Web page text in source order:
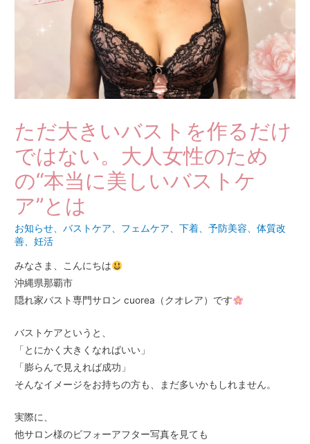
ただ大きいバストを作るだけ
ではない。大人女性のため
の“本当に美しいバストケ
ア”とは
お知らせ 、バストケア フェムケア 、下着 、予防美容 、体質改
善 、妊活
みなさま、こんにちは
沖縄県那覇市
隠れ家バスト専門サロン cuorea（クオレア）です
バストケアというと、
「とにかく大きくなればいい」
「膨らんで見えれば成功」
そんなイメージをお持ちの方も、まだ多いかもしれません。
実際に、
他サロン様のビフォーアフター写真を見ても